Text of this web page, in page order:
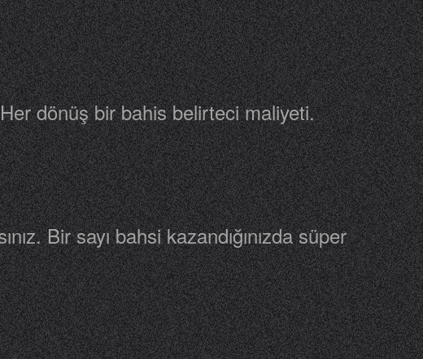
dönüş bir bahis belirteci maliyeti.
Bir sayı bahsi kazandığınızda süper